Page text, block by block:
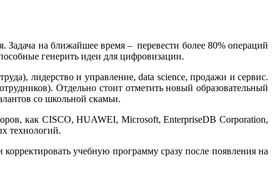
Задача на ближайшее время – перевести более 80% операций
генерить идеи для цифровизации.
лидерство и управление, data science, продажи и сервис.
Отдельно стоит отметить новый образовательный
со школьной скамьи.
как CISCO, HUAWEІ, Microsoft, EnterpriseDB Corporation,
технологий.
учебную программу сразу после появления на